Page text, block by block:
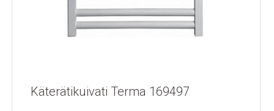
Käterätikuivati Terma 169497